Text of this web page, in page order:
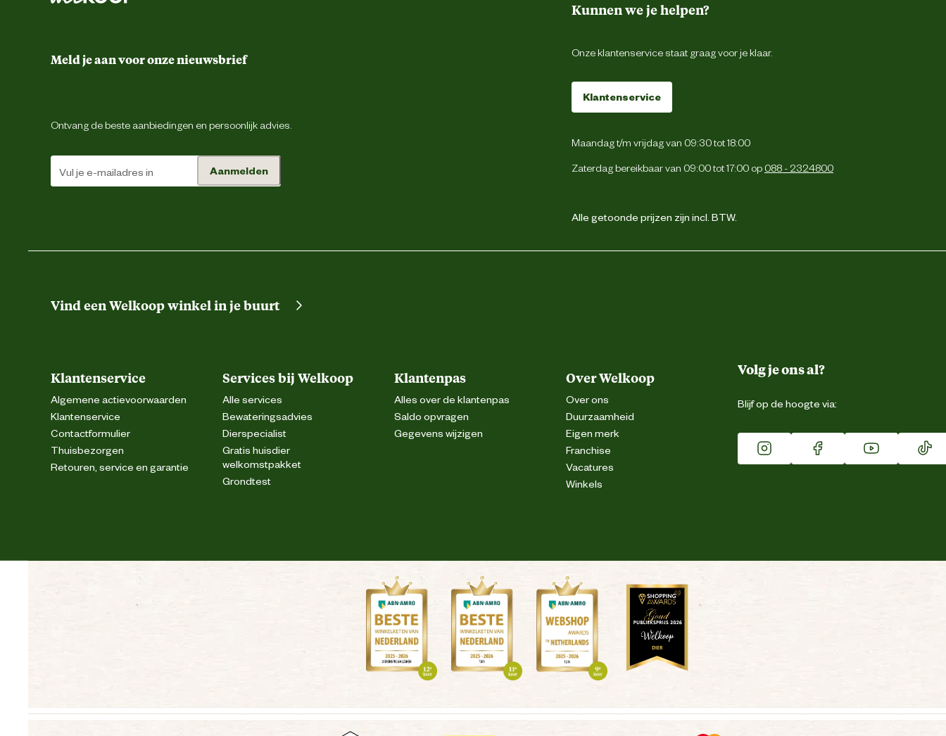
Meld je aan voor onze nieuwsbrief
Ontvang de beste aanbiedingen en persoonlijk advies.
Aanmelden
Kunnen we je helpen?
Onze klantenservice staat graag voor je klaar.
Klantenservice
Maandag t/m vrijdag van 09:30 tot 18:00
Zaterdag bereikbaar van 09:00 tot 17:00 op 088 - 2324800
Alle getoonde prijzen zijn incl. BTW.
Vind een Welkoop winkel in je buurt
Klantenservice
Algemene actievoorwaarden
Klantenservice
Contactformulier
Thuisbezorgen
Retouren, service en garantie
Services bij Welkoop
Alle services
Bewateringsadvies
Dierspecialist
Gratis huisdier
welkomstpakket
Grondtest
Klantenpas
Alles over de klantenpas
Saldo opvragen
Gegevens wijzigen
Over Welkoop
Over ons
Duurzaamheid
Eigen merk
Franchise
Vacatures
Winkels
Volg je ons al?
Blijf op de hoogte via: